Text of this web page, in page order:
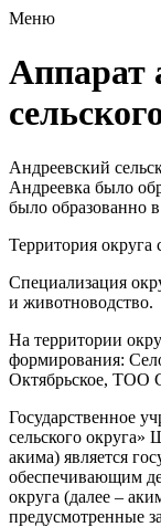
Меню
Аппарат
Андреевский
Андреевка было
было образованно
Территория округа
Специализация
и животноводство.
На территории
формирования:
Октябрьское, ТОО
Государственное
сельского округа»
акима) является
обеспечивающим
округа (далее –
предусмотренные